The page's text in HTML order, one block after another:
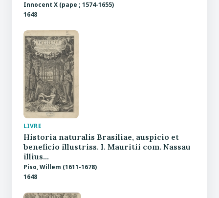
Innocent X (pape ; 1574-1655)
1648
LIVRE
Historia naturalis Brasiliae, auspicio et
beneficio illustriss. I. Mauritii com. Nassau
illius…
Piso, Willem (1611-1678)
1648